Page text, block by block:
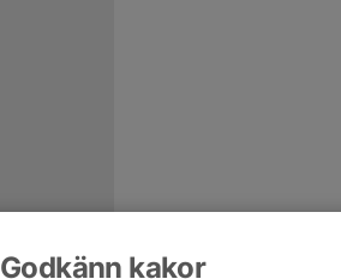
Godkänn kakor